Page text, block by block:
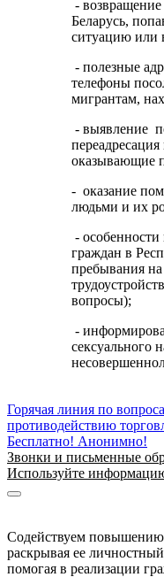
-
Беларусь,
ситуацию или
- полезные
телефоны
мигрантам,
- выявление
оказывающие
- оказание
людьми и их
-
граждан в
пребывания
вопросы);
-
сексуального
Горячая линия по
противодействию
Бесплатно! Анонимно!
Звонки и письменные
Используйте
Содействуем
раскрывая ее
помогая в реализации